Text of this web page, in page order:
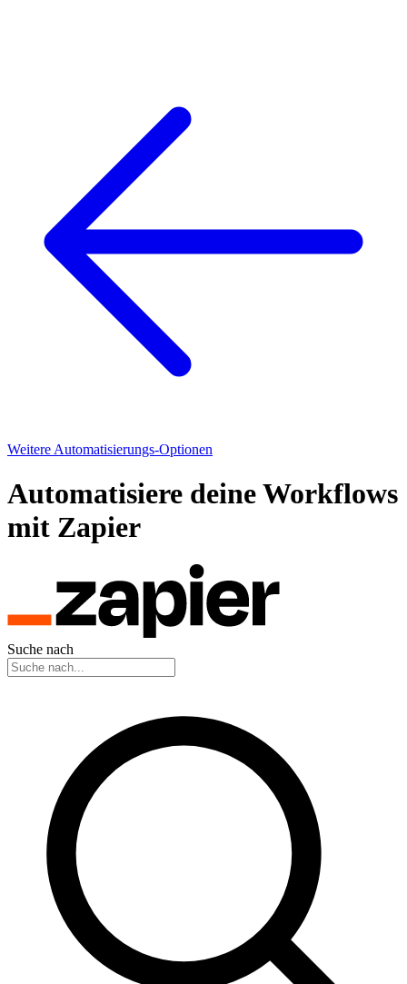
Weitere Automatisierungs-Optionen
Automatisiere deine Workflows
mit Zapier
Suche nach